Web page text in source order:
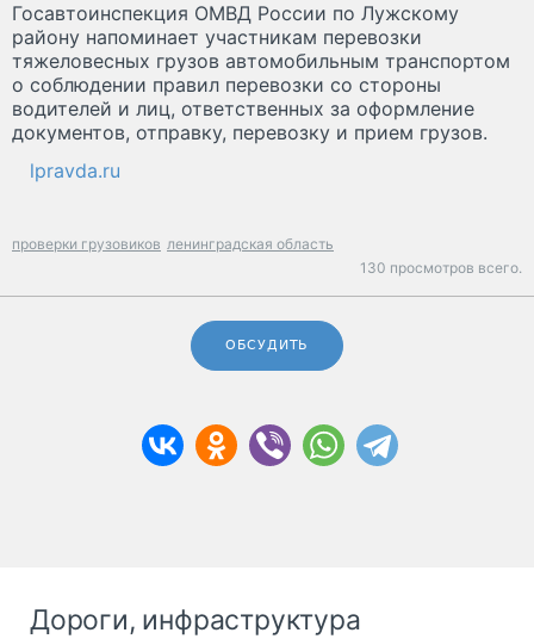
Госавтоинспекция ОМВД России по Лужскому
району напоминает участникам перевозки
тяжеловесных грузов автомобильным транспортом
о соблюдении правил перевозки со стороны
водителей и лиц, ответственных за оформление
документов, отправку, перевозку и прием грузов.
lpravda.ru
проверки грузовиков ленинградская область
130 просмотров всего.
ОБСУДИТЬ
Дороги, инфраструктура